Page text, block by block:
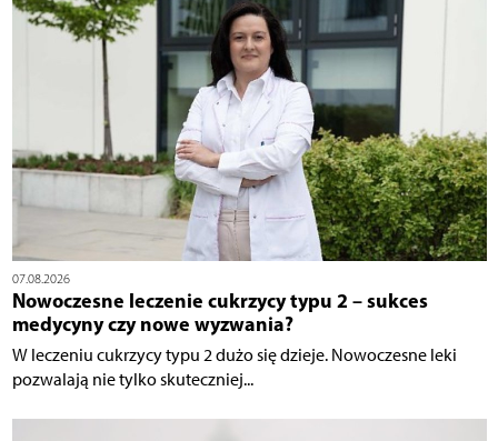
07.08.2026
Nowoczesne leczenie cukrzycy typu 2 – sukces
medycyny czy nowe wyzwania?
W leczeniu cukrzycy typu 2 dużo się dzieje. Nowoczesne leki
pozwalają nie tylko skuteczniej...